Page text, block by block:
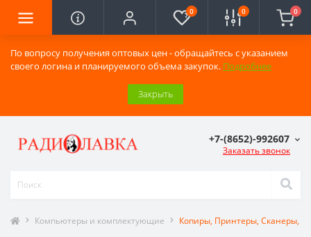
По вопросу получения оптовых цен - обращайтесь с указанием
своего логина и планируемого объема закупок. Подробнее
Закрыть
0 0 0
+7-(8652)-992607
Заказать звонок
Компьютеры и комплектующие Копиры, Принтеры, Сканеры,